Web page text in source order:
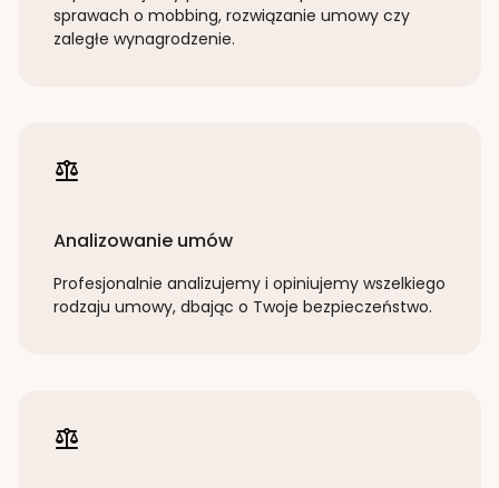
sprawach o mobbing, rozwiązanie umowy czy
zaległe wynagrodzenie.
Analizowanie umów
Profesjonalnie analizujemy i opiniujemy wszelkiego
rodzaju umowy, dbając o Twoje bezpieczeństwo.